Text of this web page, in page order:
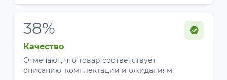
38%
Качество
Отмечают, что товар соответствует
описанию, комплектации и ожиданиям.